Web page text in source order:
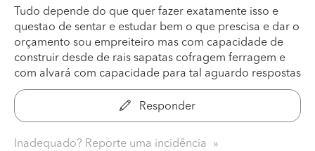
Tudo depende do que quer fazer exatamente isso e
questao de sentar e estudar bem o que prescisa e dar o
orçamento sou empreiteiro mas com capacidade de
construir desde de rais sapatas cofragem ferragem e
com alvará com capacidade para tal aguardo respostas
Responder
Inadequado? Reporte uma incidência